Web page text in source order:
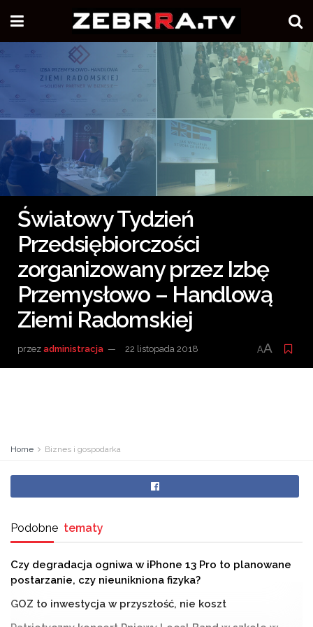
Światowy Tydzień
Przedsiębiorczości
zorganizowany przez Izbę
Przemysłowo – Handlową
Ziemi Radomskiej
przez administracja 22 listopada 2018 AA
Home Biznes i gospodarka
Podobne tematy
Czy degradacja ogniwa w iPhone 13 Pro to planowane
postarzanie, czy nieunikniona fizyka?
GOZ to inwestycja w przyszłość, nie koszt